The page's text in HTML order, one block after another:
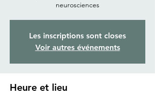
neurosciences
Les inscriptions sont closes
Voir autres événements
Heure et lieu